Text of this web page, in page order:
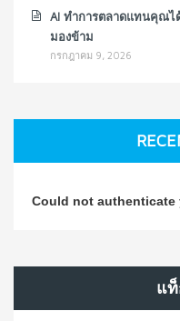
AI ทำการตลาดแทนคุณไ
มองข้าม
กรกฎาคม 9, 2026
Could not authenticate
แ